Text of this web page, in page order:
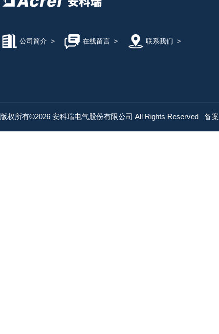
公司简介 > 在线留言> 联系我们 >
版权所有©2026 安科瑞电气股份有限公司 All Rights Reserved 备